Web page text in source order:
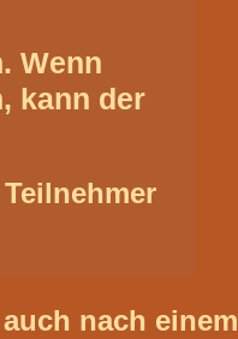
Wenn
kann der
nach einem